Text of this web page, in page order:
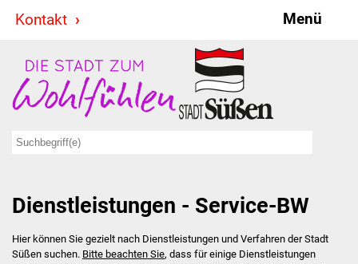
Kontakt Menü
Stadt & Politik
Bürgermeister
Ausschüsse
Ratsinformationssystem
Dienstleistungen - Service-BW
Hier können Sie gezielt nach Dienstleistungen und Verfahren der Stadt
Süßen suchen. Bitte beachten Sie, dass für einige Dienstleistungen